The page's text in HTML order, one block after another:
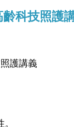
科技照護
護講義